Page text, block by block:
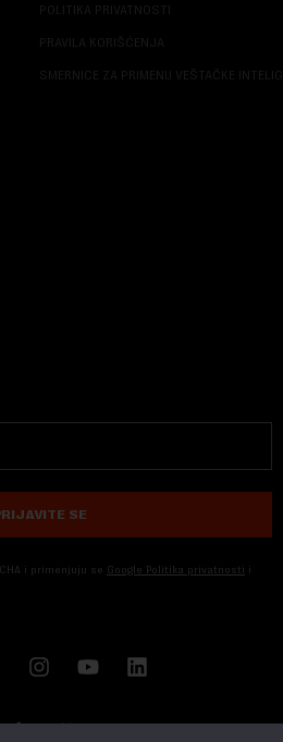
POLITIKA PRIVATNOSTI
PRAVILA KORIŠĆENJA
SMERNICE ZA PRIMENU VEŠTAČKE
SE
i primenjuju se Google Politika privatnosti i